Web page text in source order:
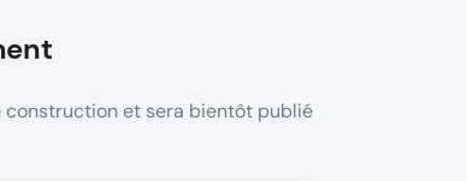
construction et sera bientôt publié